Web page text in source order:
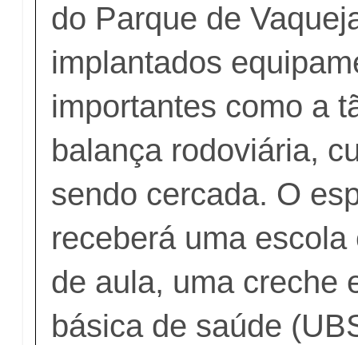
do Parque de
implantados
importantes como a
balança rodoviária,
sendo cercada. O
receberá uma
de aula, uma creche
básica de saúde